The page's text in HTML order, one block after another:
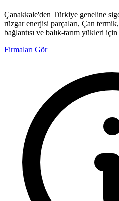
Çanakkale'den Türkiye geneline
rüzgar enerjisi parçaları, Çan
bağlantısı ve balık-tarım yükleri
Firmaları Gör